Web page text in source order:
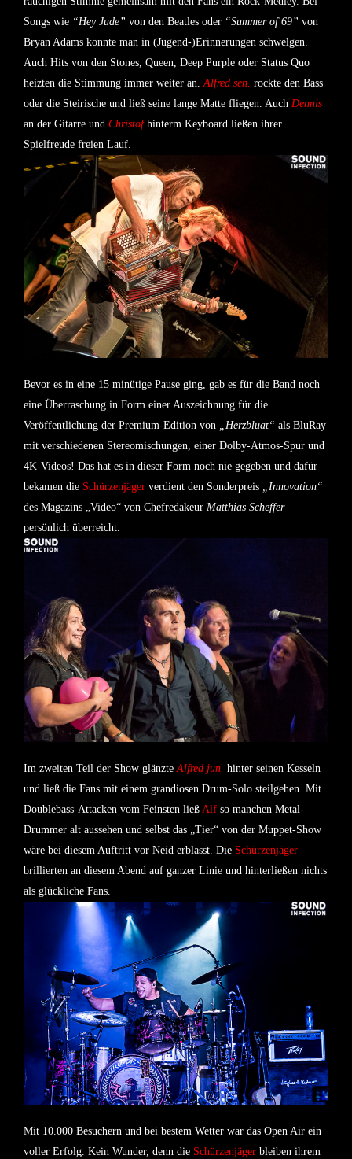
Songs wie “Hey Jude” von den Beatles oder “Summer of 69” von
Bryan Adams konnte man in (Jugend-)Erinnerungen schwelgen.
Auch Hits von den Stones, Queen, Deep Purple oder Status Quo
heizten die Stimmung immer weiter an.Alfred sen. rockte den Bass
oder die Steirische und ließ seine lange Matte fliegen. Auch Dennis
an der Gitarre und Christofhinterm Keyboard ließen ihrer
Spielfreude freien Lauf.
Bevor es in eine 15 minütige Pause ging, gab es für die Band noch
eine Überraschung in Form einer Auszeichnung für die
Veröffentlichung der Premium-Edition von „Herzbluat“ als BluRay
mit verschiedenen Stereomischungen, einer Dolby-Atmos-Spur und
4K-Videos! Das hat es in dieser Form noch nie gegeben und dafür
bekamen die Schürzenjäger verdient den Sonderpreis „Innovation“
des Magazins „Video“ von Chefredakeur Matthias Scheffer
persönlich überreicht.
Im zweiten Teil der Show glänzte Alfred jun. hinter seinen Kesseln
und ließ die Fans mit einem grandiosen Drum-Solo steilgehen. Mit
Doublebass-Attacken vom Feinsten ließ Alf so manchen Metal-
Drummer alt aussehen und selbst das „Tier“ von der Muppet-Show
wäre bei diesem Auftritt vor Neid erblasst. Die Schürzenjäger
brillierten an diesem Abend auf ganzer Linie und hinterließen nichts
als glückliche Fans.
Mit 10.000 Besuchern und bei bestem Wetter war das Open Air ein
voller Erfolg. Kein Wunder, denn die Schürzenjäger bleiben ihrem